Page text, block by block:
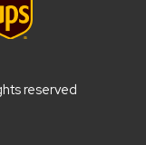
reserved